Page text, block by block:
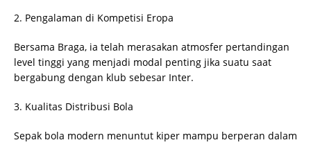
2. Pengalaman di Kompetisi Eropa
Bersama Braga, ia telah merasakan atmosfer pertandingan
level tinggi yang menjadi modal penting jika suatu saat
bergabung dengan klub sebesar Inter.
3. Kualitas Distribusi Bola
Sepak bola modern menuntut kiper mampu berperan dalam